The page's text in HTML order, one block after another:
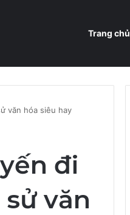
Trang chủ
văn hóa siêu hay
đi
văn